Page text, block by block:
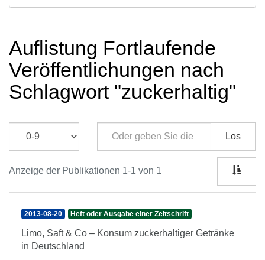
Auflistung Fortlaufende
Veröffentlichungen nach
Schlagwort "zuckerhaltig"
Los
Anzeige der Publikationen 1-1 von 1
2013-08-20 Heft oder Ausgabe einer Zeitschrift
Limo, Saft & Co – Konsum zuckerhaltiger Getränke
in Deutschland